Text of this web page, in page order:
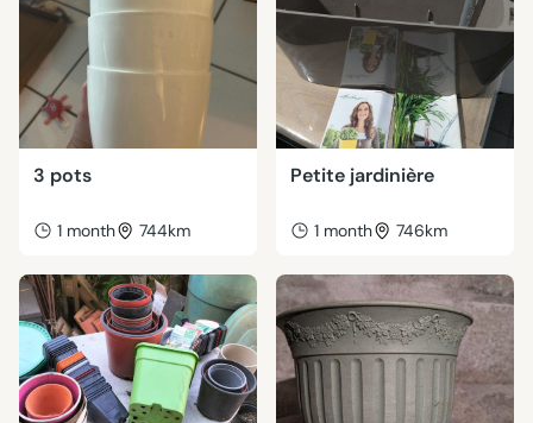
3 pots
1 month 744km
Petite jardinière
1 month 746km